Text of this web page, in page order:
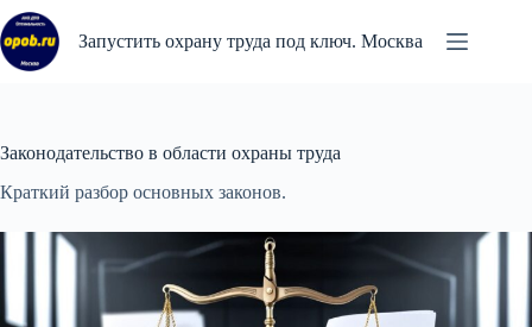
Перейти
к
сути
Запустить охрану труда под ключ. Москва
Законодательство в области охраны труда
Краткий разбор основных законов.